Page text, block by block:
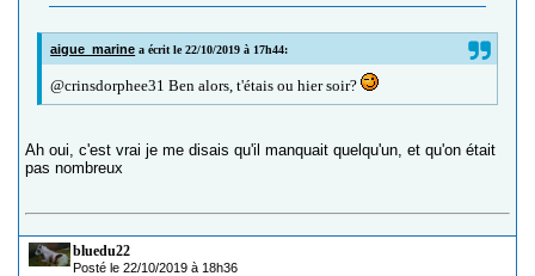
aigue_marine a écrit le 22/10/2019 à 17h44:
@crinsdorphee31 Ben alors, t'étais ou hier soir?
Ah oui, c'est vrai je me disais qu'il manquait quelqu'un, et qu'on était
pas nombreux
bluedu22
Posté le 22/10/2019 à 18h36